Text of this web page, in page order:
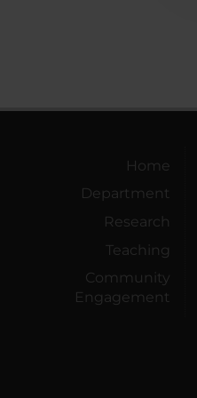
Home
Department
Research
Teaching
Community
Engagement